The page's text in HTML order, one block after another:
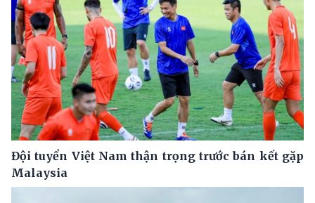
Đội tuyển Việt Nam thận trọng trước bán kết gặp
Malaysia